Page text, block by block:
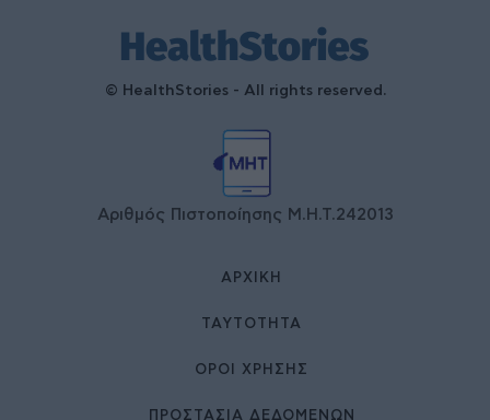
© HealthStories - All rights reserved.
Αριθμός Πιστοποίησης Μ.Η.Τ.242013
ΑΡΧΙΚΉ
ΤΑΥΤΌΤΗΤΑ
ΌΡΟΙ ΧΡΉΣΗΣ
ΠΡΟΣΤΑΣΙΑ ΔΕΔΟΜΕΝΩΝ